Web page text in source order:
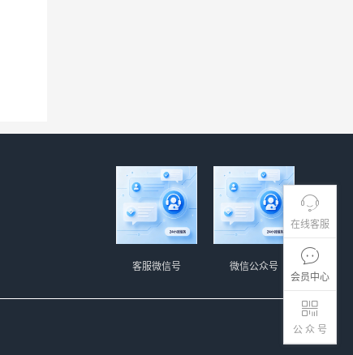
在线客服
会员中心
公 众 号
微信公众号
客服微信号